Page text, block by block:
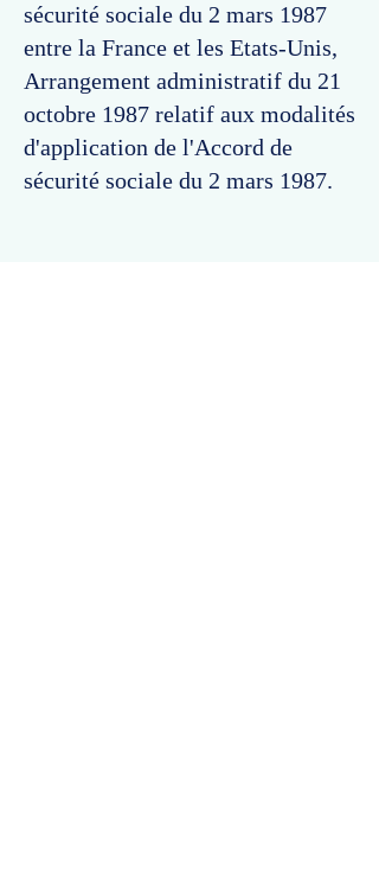
sécurité sociale du 2 mars 1987
entre la France et les Etats-Unis,
Arrangement administratif du 21
octobre 1987 relatif aux modalités
d'application de l'Accord de
sécurité sociale du 2 mars 1987.